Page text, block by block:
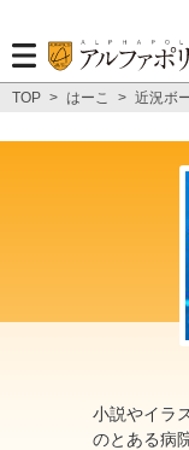
TOP > はーこ > 近況ボ
小説やイラ
のとある病